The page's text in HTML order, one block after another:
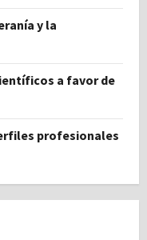
y la
a favor de
profesionales